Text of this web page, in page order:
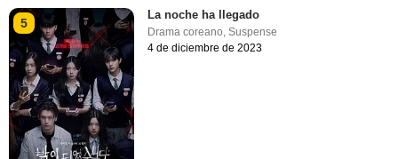
5
La noche ha llegado
Drama coreano ,Suspense
4 de diciembre de 2023